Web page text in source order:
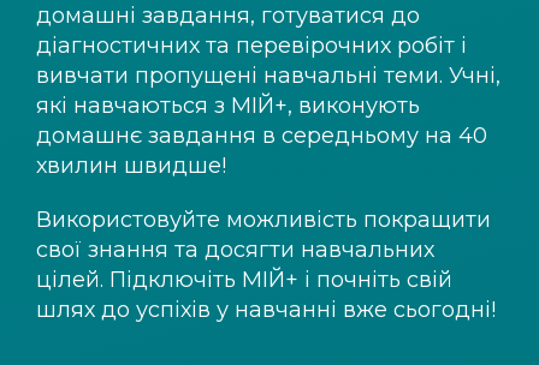
домашні завдання, готуватися до
діагностичних та перевірочних робіт і
вивчати пропущені навчальні теми. Учні,
які навчаються з МІЙ+, виконують
домашнє завдання в середньому на 40
хвилин швидше!
Використовуйте можливість покращити
свої знання та досягти навчальних
цілей. Підключіть МІЙ+ і почніть свій
шлях до успіхів у навчанні вже сьогодні!